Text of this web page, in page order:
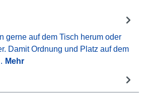
gerne auf dem Tisch herum oder
Damit Ordnung und Platz auf dem
Mehr